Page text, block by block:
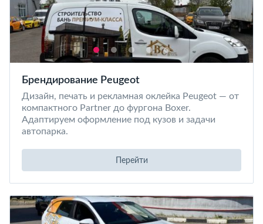
Брендирование Peugeot
Дизайн, печать и рекламная оклейка Peugeot — от
компактного Partner до фургона Boxer.
Адаптируем оформление под кузов и задачи
автопарка.
Перейти